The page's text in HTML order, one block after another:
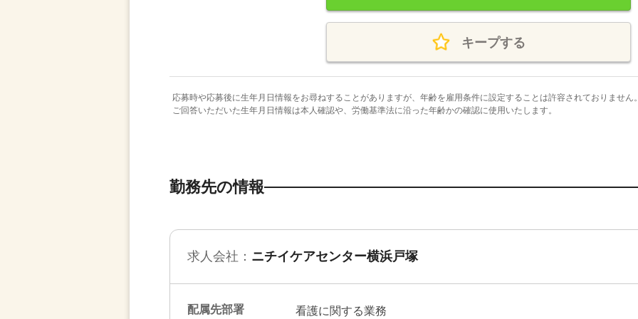
キープする
応募時や応募後に生年月日情報をお尋ねすることがありますが、年齢を雇用条件に設定することは許容されておりません
ご回答いただいた生年月日情報は本人確認や、労働基準法に沿った年齢かの確認に使用いたします。
勤務先の情報
求人会社： ニチイケアセンター横浜戸塚
配属先部署 看護に関する業務